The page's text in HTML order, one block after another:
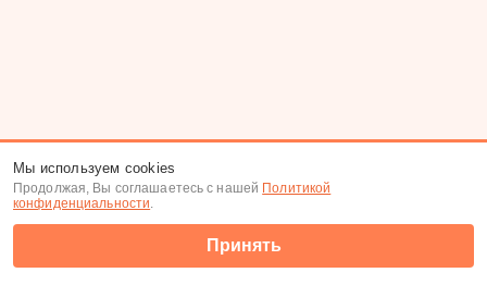
Мы используем cookies
Продолжая, Вы соглашаетесь с нашей Политикой
конфиденциальности.
Принять